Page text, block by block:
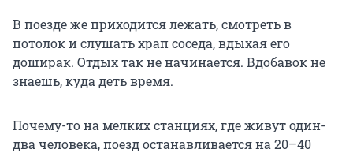
В поезде же приходится лежать, смотреть в
потолок и слушать храп соседа, вдыхая его
доширак. Отдых так не начинается. Вдобавок не
знаешь, куда деть время.
Почему-то на мелких станциях, где живут один-
два человека, поезд останавливается на 20–40